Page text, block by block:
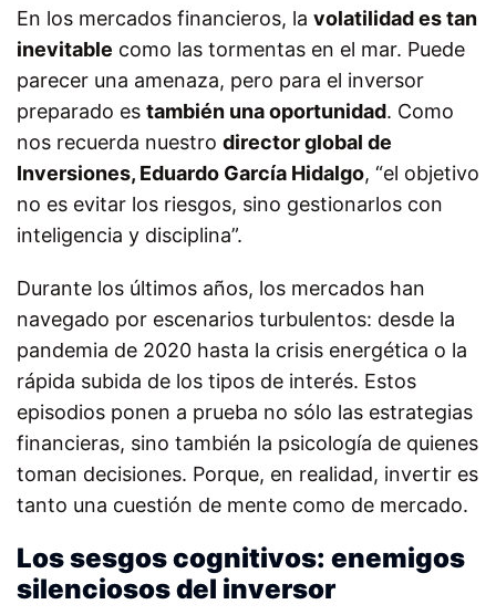
En los mercados financieros, la volatilidad es tan
inevitable como las tormentas en el mar. Puede
parecer una amenaza, pero para el inversor
preparado es también una oportunidad. Como
nos recuerda nuestro director global de
Inversiones, Eduardo García Hidalgo, “el objetivo
no es evitar los riesgos, sino gestionarlos con
inteligencia y disciplina”.
Durante los últimos años, los mercados han
navegado por escenarios turbulentos: desde la
pandemia de 2020 hasta la crisis energética o la
rápida subida de los tipos de interés. Estos
episodios ponen a prueba no sólo las estrategias
financieras, sino también la psicología de quienes
toman decisiones. Porque, en realidad, invertir es
tanto una cuestión de mente como de mercado.
Los sesgos cognitivos: enemigos
silenciosos del inversor